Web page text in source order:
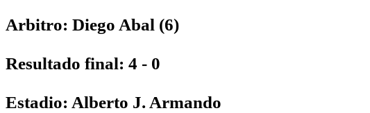
Arbitro: Diego Abal (6)
Resultado final: 4 - 0
Estadio: Alberto J. Armando